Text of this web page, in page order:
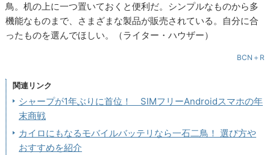
鳥。机の上に一つ置いておくと便利だ。シンプルなものから多
機能なものまで、さまざまな製品が販売されている。自分に合
ったものを選んでほしい。（ライター・ハウザー）
BCN＋R
関連リンク
シャープが1年ぶりに首位！ SIMフリーAndroidスマホの年
末商戦
カイロにもなるモバイルバッテリなら一石二鳥！ 選び方や
おすすめを紹介